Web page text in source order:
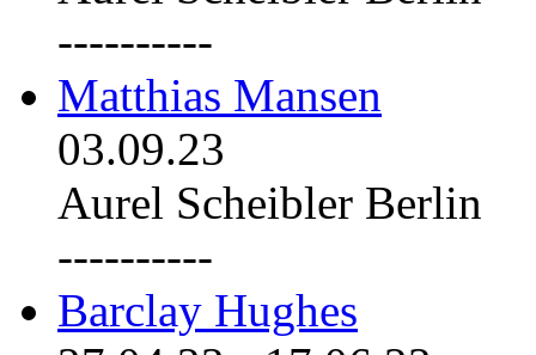
----------
Matthias Mansen
03.09.23
Aurel Scheibler Berlin
----------
Barclay Hughes